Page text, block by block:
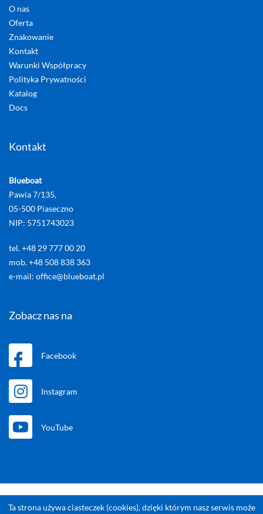
O nas
Oferta
Znakowanie
Kontakt
Warunki Współpracy
Polityka Prywatności
Katalog
Docs
Kontakt
Blueboat
Pawia 7/135,
05-500 Piaseczno
NIP: 5751743023
tel. +48 29 777 00 20
mob. +48 508 838 363
e-mail: office@blueboat.pl
Zobacz nas na
Facebook
Instagram
YouTube
Ta strona używa ciasteczek (cookies), dzięki którym nasz serwis może